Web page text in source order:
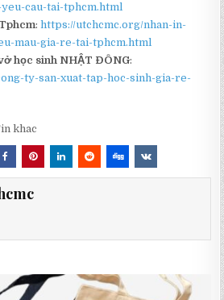
cau-tai-tphcm.html
: https://utchcmc.org/nhan-in-
mau-gia-re-tai-tphcm.html
học sinh NHẬT ĐÔNG:
ty-san-xuat-tap-hoc-sinh-gia-re-
khac